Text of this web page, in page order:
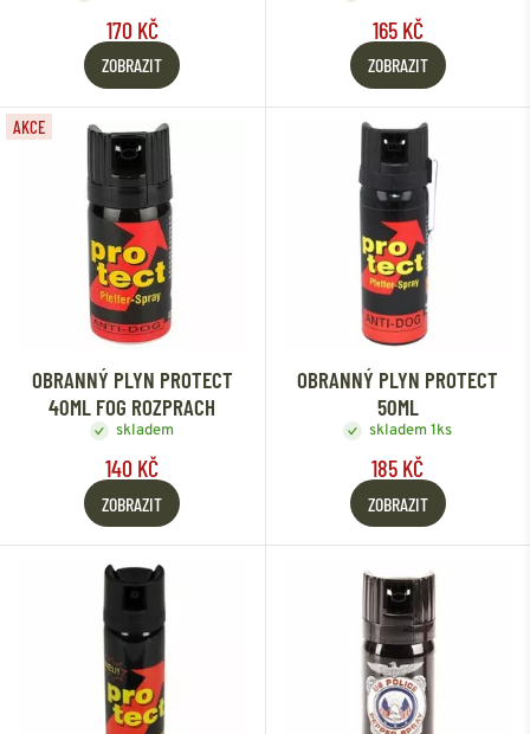
170 KČ
ZOBRAZIT
165 KČ
ZOBRAZIT
AKCE
OBRANNÝ PLYN PROTECT
40ML FOG ROZPRACH
skladem
140 KČ
ZOBRAZIT
OBRANNÝ PLYN PROTECT
50ML
skladem 1ks
185 KČ
ZOBRAZIT